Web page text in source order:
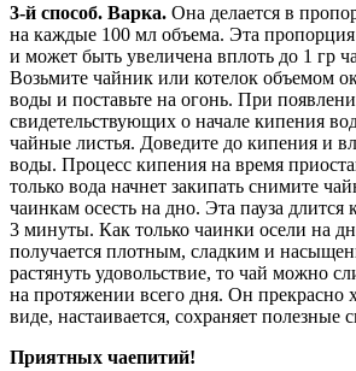
3-й способ. Варка. Она делается в
на каждые 100 мл объема. Эта пропорция
и может быть увеличена вплоть до 1 гр
Возьмите чайник или котелок объемом
воды и поставьте на огонь. При
свидетельствующих о начале кипения
чайные листья. Доведите до кипения и
воды. Процесс кипения на время
только вода начнет закипать снимите
чаинкам осесть на дно. Эта пауза длится
3 минуты. Как только чаинки осели на
получается плотным, сладким и
растянуть удовольствие, то чай можно
на протяжении всего дня. Он прекрасно
виде, настаивается, сохраняет полезные
Приятных чаепитий!